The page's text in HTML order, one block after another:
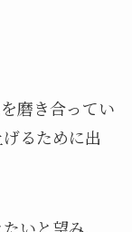
磨き合ってい
るために出